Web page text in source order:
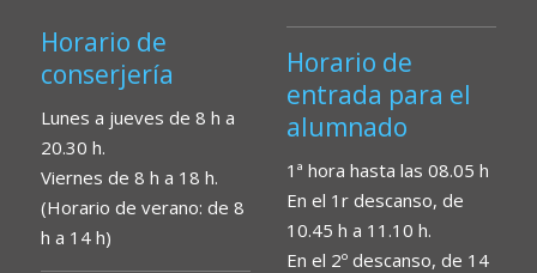
Horario de
conserjería
Lunes a jueves de 8 h a
20.30 h.
Viernes de 8 h a 18 h.
(Horario de verano: de 8
h a 14 h)
Horario de
entrada para el
alumnado
1ª hora hasta las 08.05 h
En el 1r descanso, de
10.45 h a 11.10 h.
En el 2º descanso, de 14